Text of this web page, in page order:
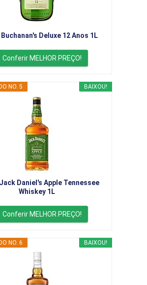
Deluxe 12 Anos 1L
Conferir MELHOR PREÇO!
BAIXOU!
NO. 5
Daniel's Apple Tennessee
Whiskey 1L
Conferir MELHOR PREÇO!
BAIXOU!
NO. 6